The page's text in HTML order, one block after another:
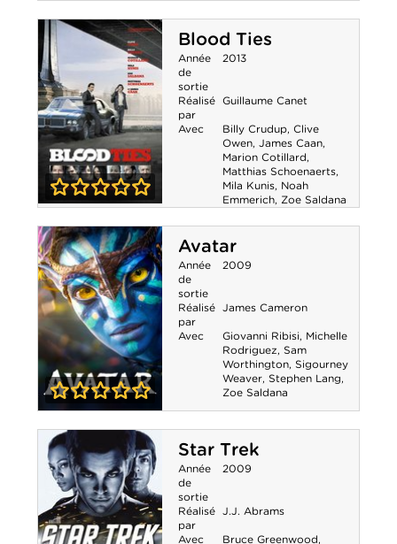
Darkness
Blood Ties
Année
de
sortie
2013
Réalisé
par
Guillaume Canet
Avec Billy Crudup, Clive
Owen, James Caan,
Marion Cotillard,
Matthias Schoenaerts,
Mila Kunis, Noah
Emmerich, Zoe Saldana
Avatar
Avatar
Année
de
sortie
2009
Réalisé
par
James Cameron
Avec Giovanni Ribisi, Michelle
Rodriguez, Sam
Worthington, Sigourney
Weaver, Stephen Lang,
Zoe Saldana
Star Trek
Année
de
sortie
2009
Réalisé
par
J.J. Abrams
Avec Bruce Greenwood,